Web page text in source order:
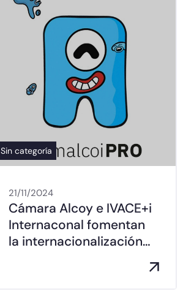
Sin categoría
21/11/2024
Cámara Alcoy e IVACE+i
Internaconal fomentan
la internacionalización…